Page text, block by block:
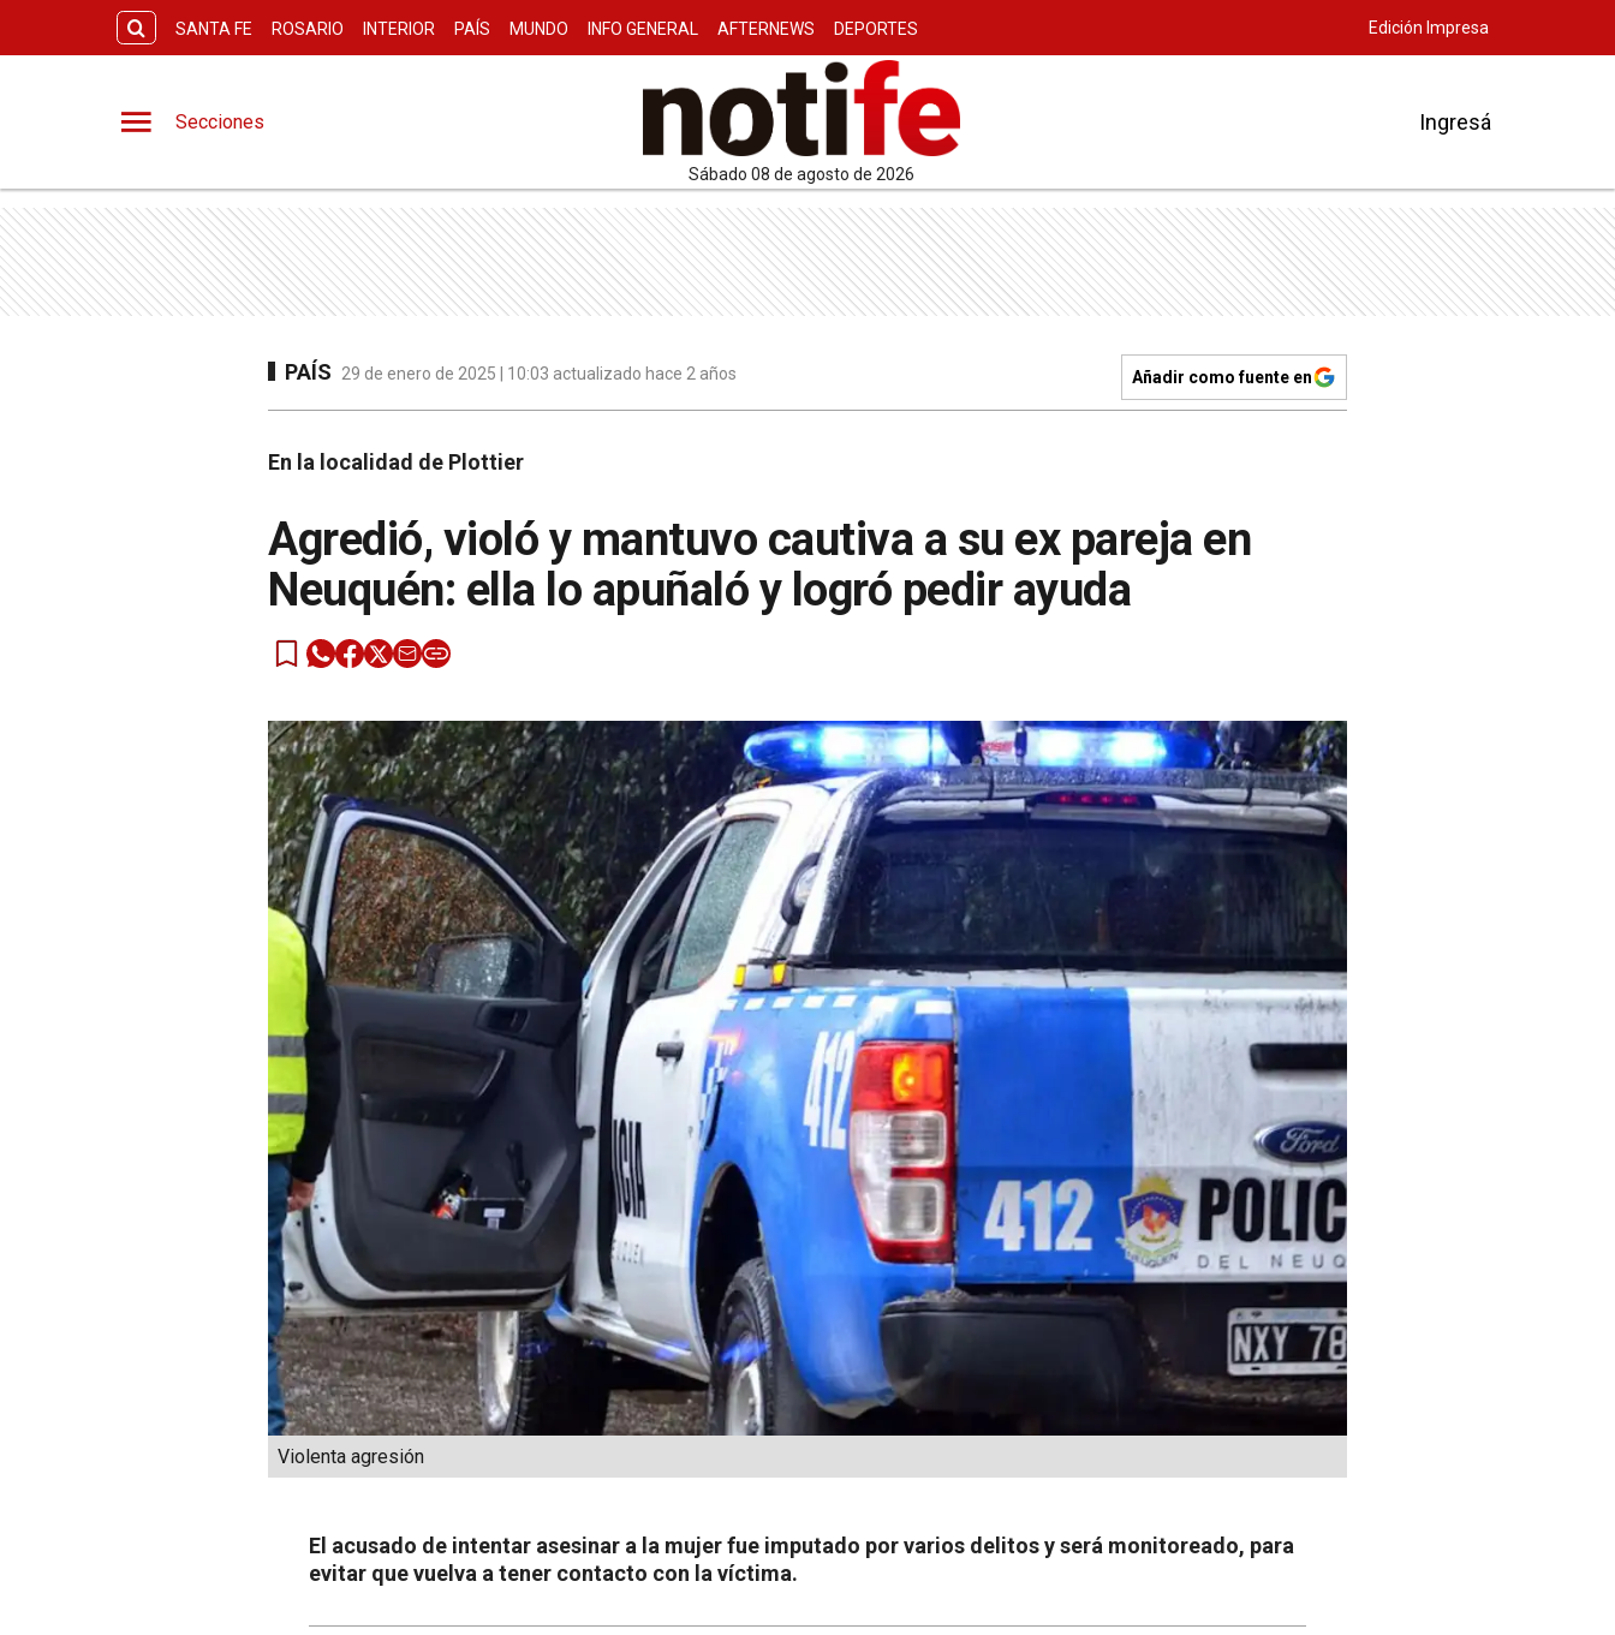
SANTA FE ROSARIO INTERIOR PAÍS MUNDO INFO GENERAL AFTERNEWS DEPORTES Edición Impresa
Secciones
sábado 08 de agosto de 2026
Ingresá
PAÍS 29 de enero de 2025 | 10:03 actualizado hace 2 años Añadir como fuente en
En la localidad de Plottier
Agredió, violó y mantuvo cautiva a su ex pareja en
Neuquén: ella lo apuñaló y logró pedir ayuda
Violenta agresión
El acusado de intentar asesinar a la mujer fue imputado por varios delitos y será monitoreado, para
evitar que vuelva a tener contacto con la víctima.